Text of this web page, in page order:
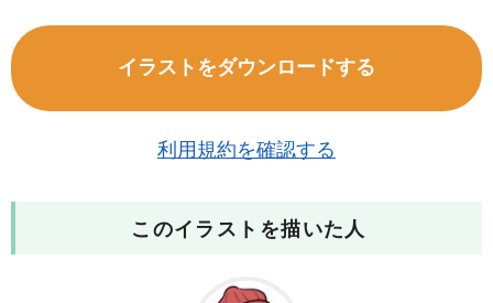
イラストをダウンロードする
利用規約を確認する
このイラストを描いた人